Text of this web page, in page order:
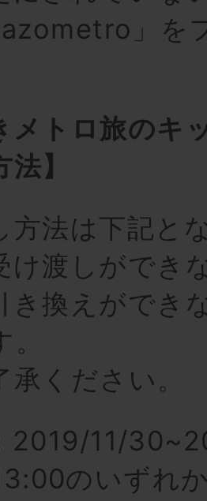
」を
メトロ旅のキ
】
方法は下記と
け渡しができ
き換えができ
承ください。
2019/11/
のいずれ